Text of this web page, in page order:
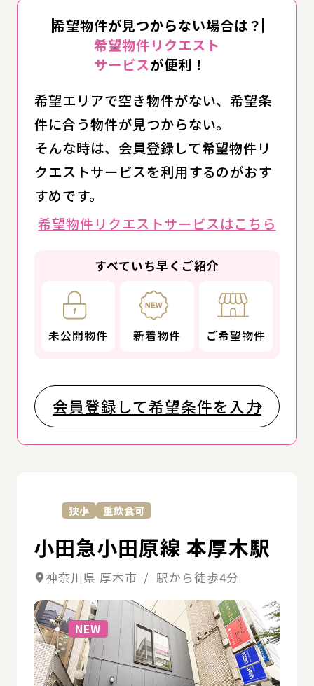
希望物件が見つからない場合は？
希望物件リクエスト
サービスが便利！
希望エリアで空き物件がない、希望条
件に合う物件が見つからない。
そんな時は、会員登録して希望物件リ
クエストサービスを利用するのがおす
すめです。
希望物件リクエストサービスはこちら
すべていち早くご紹介
未公開物件 新着物件 ご希望物件
会員登録して希望条件を入力
狭小 重飲食可
小田急小田原線 本厚木駅
神奈川県 厚木市 / 駅から徒歩4分
NEW